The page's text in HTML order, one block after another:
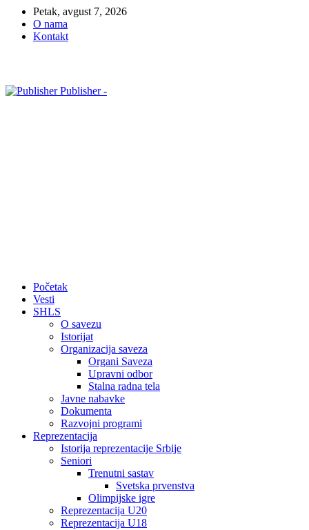
Petak, avgust 7, 2026
O nama
Kontakt
Publisher -
Početak
Vesti
SHLS
O savezu
Istorijat
Organizacija saveza
Organi Saveza
Upravni odbor
Stalna radna tela
Javne nabavke
Dokumenta
Razvojni programi
Reprezentacija
Istorija reprezentacije Srbije
Seniori
Trenutni sastav
Svetska prvenstva
Olimpijske igre
Reprezentacija U20
Reprezentacija U18